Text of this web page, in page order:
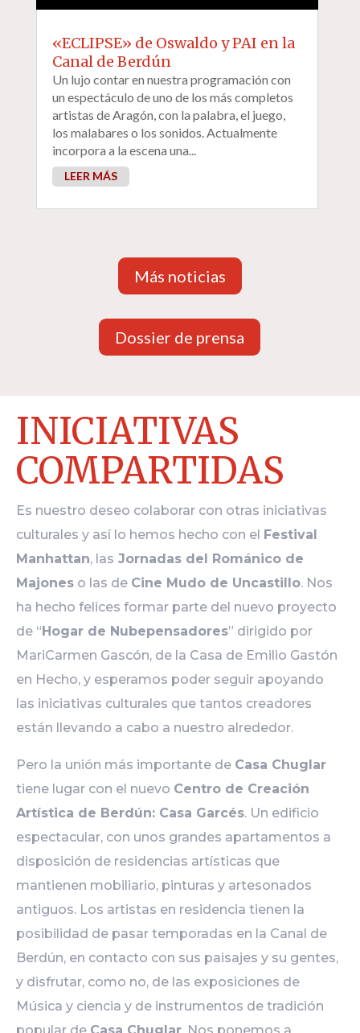
«ECLIPSE» de Oswaldo y PAI en la
Canal de Berdún
Un lujo contar en nuestra programación con
un espectáculo de uno de los más completos
artistas de Aragón, con la palabra, el juego,
los malabares o los sonidos. Actualmente
incorpora a la escena una...
LEER MÁS
Más noticias
Dossier de prensa
INICIATIVAS
COMPARTIDAS
Es nuestro deseo colaborar con otras iniciativas
culturales y así lo hemos hecho con el Festival
Manhattan, las Jornadas del Románico de
Majones o las de Cine Mudo de Uncastillo. Nos
ha hecho felices formar parte del nuevo proyecto
de “Hogar de Nubepensadores” dirigido por
MariCarmen Gascón, de la Casa de Emilio Gastón
en Hecho, y esperamos poder seguir apoyando
las iniciativas culturales que tantos creadores
están llevando a cabo a nuestro alrededor.
Pero la unión más importante de Casa Chuglar
tiene lugar con el nuevo Centro de Creación
Artística de Berdún: Casa Garcés. Un edificio
espectacular, con unos grandes apartamentos a
disposición de residencias artísticas que
mantienen mobiliario, pinturas y artesonados
antiguos. Los artistas en residencia tienen la
posibilidad de pasar temporadas en la Canal de
Berdún, en contacto con sus paisajes y su gentes,
y disfrutar, como no, de las exposiciones de
Música y ciencia y de instrumentos de tradición
popular de Casa Chuglar. Nos ponemos a